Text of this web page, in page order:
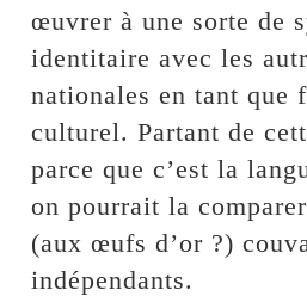
œuvrer à une sorte de
identitaire avec les
nationales en tant que
culturel. Partant de
parce que c’est la
on pourrait la
(aux œufs d’or ?)
indépendants.